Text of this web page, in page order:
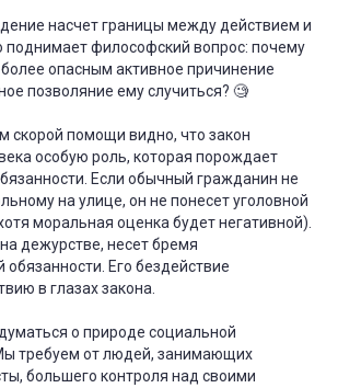
насчет границы между действием и
поднимает философский вопрос: почему
опасным активное причинение
позволяние ему случиться? 🧐
скорой помощи видно, что закон
особую роль, которая порождает
Если обычный гражданин не
на улице, он не понесет уголовной
моральная оценка будет негативной).
дежурстве, несет бремя
Его бездействие
в глазах закона.
о природе социальной
требуем от людей, занимающих
большего контроля над своими